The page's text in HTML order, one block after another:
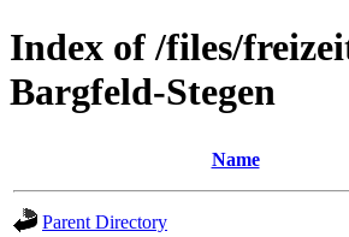
Index of /files/
Bargfeld-Stegen
Name
Parent Directory